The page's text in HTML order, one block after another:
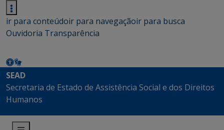
ir para conteúdoir para navegaçãoir para busca
Ouvidoria Transparência
SEAD
Secretaria de Estado de Assistência Social e dos Direitos
Humanos